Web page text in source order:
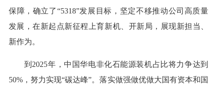
保障，确立了“5318”发展目标，坚定不移推动公司高质量
发展，在新起点新征程上育新机、开新局，展现新担当、
新作为。
到2025年，中国华电非化石能源装机占比将力争达到
50%，努力实现“碳达峰”。落实做强做优做大国有资本和国